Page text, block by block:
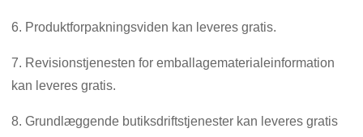
6. Produktforpakningsviden kan leveres gratis.
7. Revisionstjenesten for emballagematerialeinformation
kan leveres gratis.
8. Grundlæggende butiksdriftstjenester kan leveres gratis